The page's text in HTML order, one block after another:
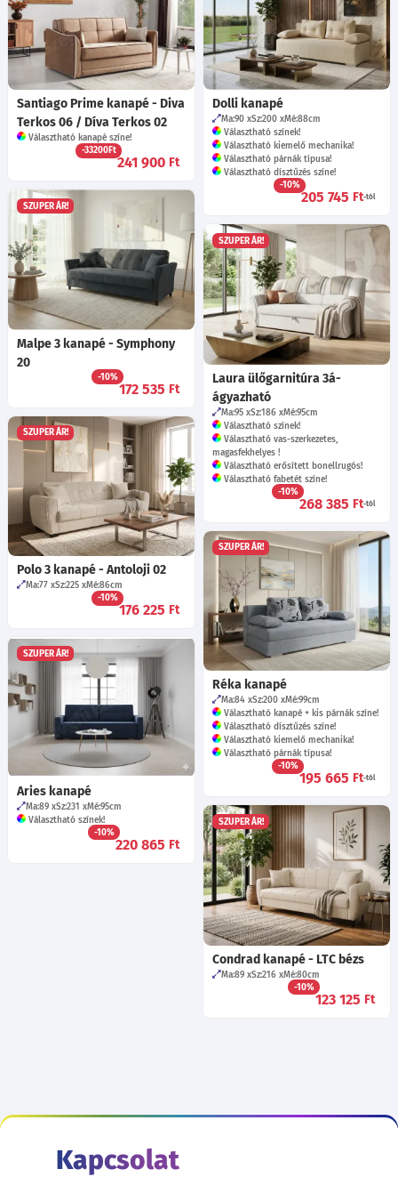
Santiago Prime kanapé - Diva
Terkos 06 / Díva Terkos 02
Választható kanapé színe!
-33200Ft
241 900 Ft
Dolli kanapé
Ma:90 Sz:200 Mé:88cm
Választható színek!
Választható kiemelő mechanika!
Választható párnák típusa!
Választható dísztűzés színe!
-10%
205 745 Ft-tól
SZUPER ÁR!
Malpe 3 kanapé - Symphony
20
-10%
172 535 Ft
SZUPER ÁR!
Laura ülőgarnitúra 3á-
ágyazható
Ma:95 Sz:186 Mé:95cm
Választható színek!
Választható vas-szerkezetes,
magasfekhelyes !
Választható erősített bonellrugós!
Választható fabetét színe!
-10%
268 385 Ft-tól
SZUPER ÁR!
Polo 3 kanapé - Antoloji 02
Ma:77 Sz:225 Mé:86cm
-10%
176 225 Ft
SZUPER ÁR!
Réka kanapé
Ma:84 Sz:200 Mé:99cm
Választható kanapé + kis párnák színe!
Választható dísztűzés színe!
Választható kiemelő mechanika!
Választható párnák típusa!
-10%
195 665 Ft-tól
SZUPER ÁR!
Aries kanapé
Ma:89 Sz:231 Mé:95cm
Választható színek!
-10%
220 865 Ft
SZUPER ÁR!
Condrad kanapé - LTC bézs
Ma:89 Sz:216 Mé:80cm
-10%
123 125 Ft
Kapcsolat